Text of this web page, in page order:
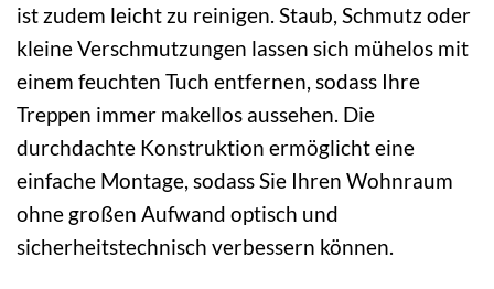
ist zudem leicht zu reinigen. Staub, Schmutz oder
kleine Verschmutzungen lassen sich mühelos mit
einem feuchten Tuch entfernen, sodass Ihre
Treppen immer makellos aussehen. Die
durchdachte Konstruktion ermöglicht eine
einfache Montage, sodass Sie Ihren Wohnraum
ohne großen Aufwand optisch und
sicherheitstechnisch verbessern können.